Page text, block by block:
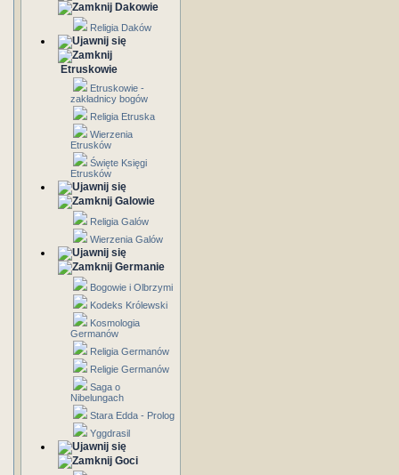
Dakowie
Religia Daków
Etruskowie
Etruskowie -
zakładnicy bogów
Religia Etruska
Wierzenia
Etrusków
Święte Księgi
Etrusków
Galowie
Religia Galów
Wierzenia Galów
Germanie
Bogowie i Olbrzymi
Kodeks Królewski
Kosmologia
Germanów
Religia Germanów
Religie Germanów
Saga o
Nibelungach
Stara Edda - Prolog
Yggdrasil
Goci